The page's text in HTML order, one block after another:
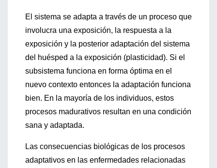
El sistema se adapta a través de un proceso que
involucra una exposición, la respuesta a la
exposición y la posterior adaptación del sistema
del huésped a la exposición (plasticidad). Si el
subsistema funciona en forma óptima en el
nuevo contexto entonces la adaptación funciona
bien. En la mayoría de los individuos, estos
procesos madurativos resultan en una condición
sana y adaptada.
Las consecuencias biológicas de los procesos
adaptativos en las enfermedades relacionadas